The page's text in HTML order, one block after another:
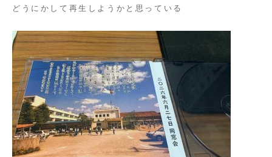
どうにかして再生しようかと思っている